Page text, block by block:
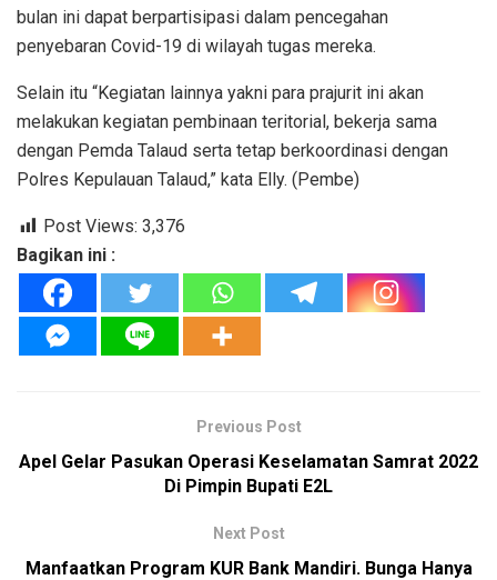
bulan ini dapat berpartisipasi dalam pencegahan
penyebaran Covid-19 di wilayah tugas mereka.
Selain itu “Kegiatan lainnya yakni para prajurit ini akan
melakukan kegiatan pembinaan teritorial, bekerja sama
dengan Pemda Talaud serta tetap berkoordinasi dengan
Polres Kepulauan Talaud,” kata Elly. (Pembe)
Post Views: 3,376
Bagikan ini :
Previous Post
Apel Gelar Pasukan Operasi Keselamatan Samrat 2022
Di Pimpin Bupati E2L
Next Post
Manfaatkan Program KUR Bank Mandiri. Bunga Hanya